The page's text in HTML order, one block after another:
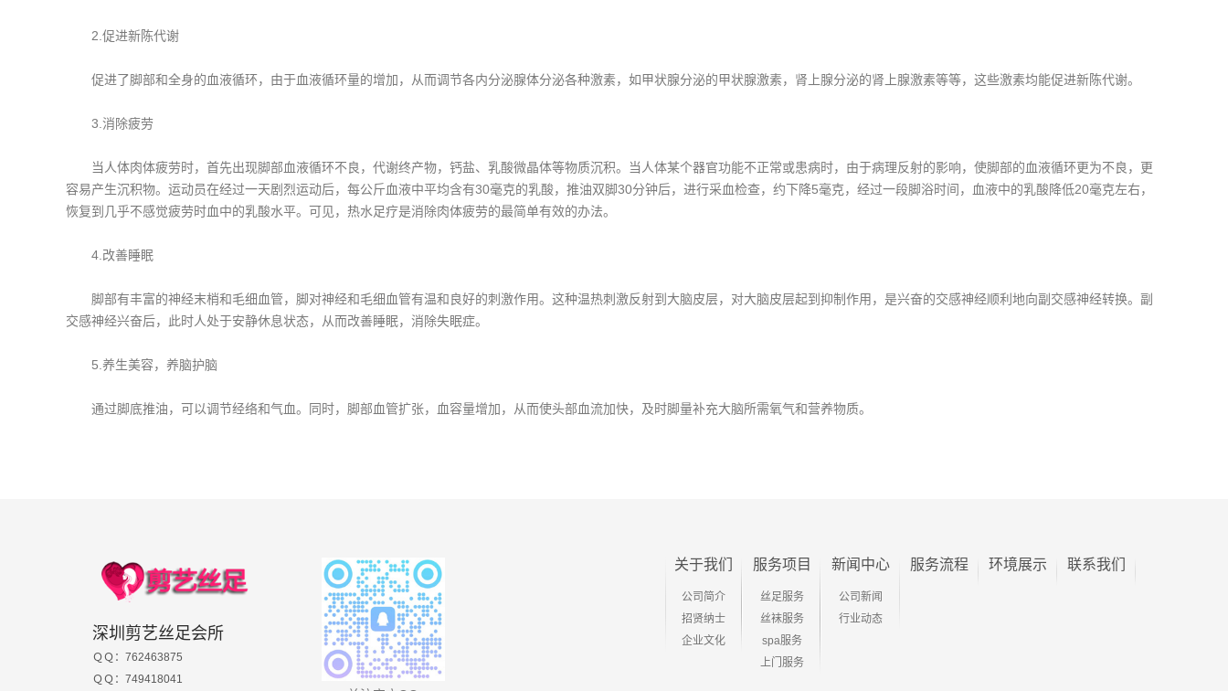
2.促进新陈代谢
促进了脚部和全身的血液循环，由于血液循环量的增加，从而调节各内分泌腺体分泌各种激素，如甲状腺分泌的甲状腺激素，肾上腺分泌的肾上腺激素等等，这些激素均能促进新陈代谢。
3.消除疲劳
当人体肉体疲劳时，首先出现脚部血液循环不良，代谢终产物，钙盐、乳酸微晶体等物质沉积。当人体某个器官功能不正常或患病时，由于病理反射的影响，使脚部的血液循环更为不良，更
容易产生沉积物。运动员在经过一天剧烈运动后，每公斤血液中平均含有30毫克的乳酸，推油双脚30分钟后，进行采血检查，约下降5毫克，经过一段脚浴时间，血液中的乳酸降低20毫克左右，
恢复到几乎不感觉疲劳时血中的乳酸水平。可见，热水足疗是消除肉体疲劳的最简单有效的办法。
4.改善睡眠
脚部有丰富的神经末梢和毛细血管，脚对神经和毛细血管有温和良好的刺激作用。这种温热刺激反射到大脑皮层，对大脑皮层起到抑制作用，是兴奋的交感神经顺利地向副交感神经转换。副
交感神经兴奋后，此时人处于安静休息状态，从而改善睡眠，消除失眠症。
5.养生美容，养脑护脑
通过脚底推油，可以调节经络和气血。同时，脚部血管扩张，血容量增加，从而使头部血流加快，及时脚量补充大脑所需氧气和营养物质。
深圳剪艺丝足会所
ＱＱ：762463875
ＱＱ：749418041
关于我们
公司简介
招贤纳士
企业文化
服务项目
丝足服务
丝袜服务
spa服务
上门服务
新闻中心
公司新闻
行业动态
服务流程 环境展示 联系我们